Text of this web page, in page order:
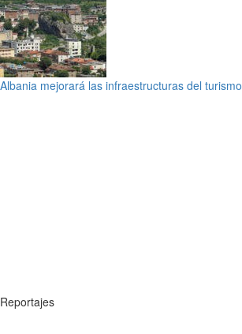
Albania mejorará las infraestructuras del turismo
Reportajes